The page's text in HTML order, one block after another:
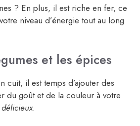
? En plus, il est riche en fer, ce
niveau d’énergie tout au long
et les épices
il est temps d’ajouter des
du goût et de la couleur à votre
.